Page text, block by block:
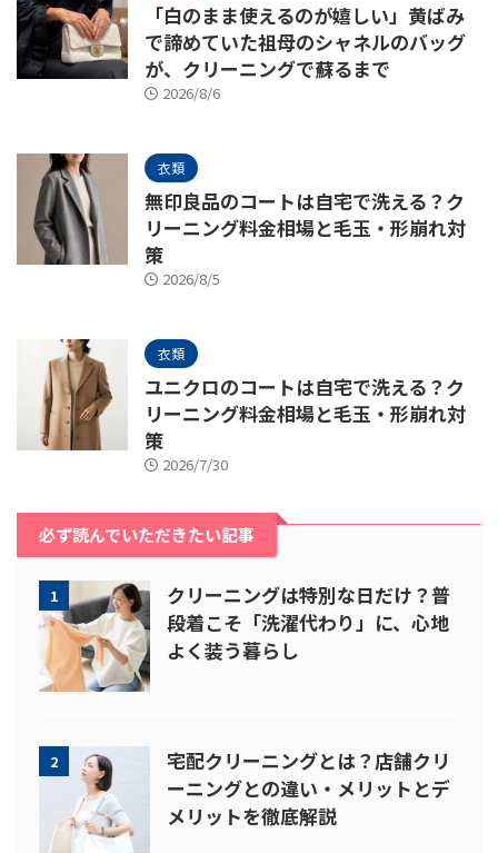
「白のまま使えるのが嬉しい」黄ばみ
で諦めていた祖母のシャネルのバッグ
が、クリーニングで蘇るまで
2026/8/6
衣類
無印良品のコートは自宅で洗える？ク
リーニング料金相場と毛玉・形崩れ対
策
2026/8/5
衣類
ユニクロのコートは自宅で洗える？ク
リーニング料金相場と毛玉・形崩れ対
策
2026/7/30
必ず読んでいただきたい記事
1
クリーニングは特別な日だけ？普
段着こそ「洗濯代わり」に、心地
よく装う暮らし
2
宅配クリーニングとは？店舗クリ
ーニングとの違い・メリットとデ
メリットを徹底解説